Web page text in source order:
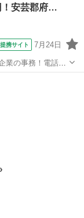
！安芸郡府…
提携サイト 7月24日
業の事務！電話対